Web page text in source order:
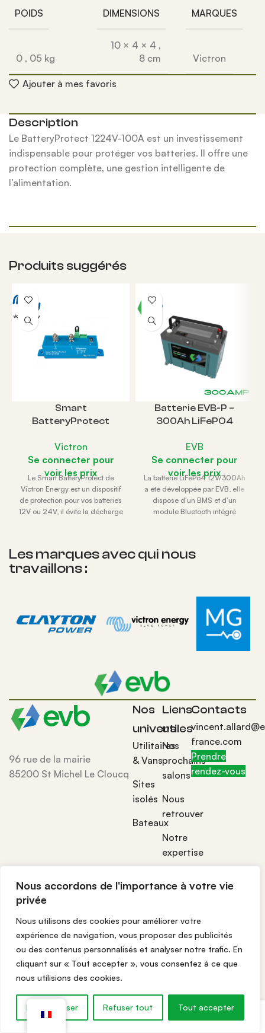
Nous accordons de l'importance à votre vie
privée
Nous utilisons des cookies pour améliorer votre
expérience de navigation, vous proposer des publicités
ou des contenus personnalisés et analyser notre trafic. En
cliquant sur « Tout accepter », vous consentez à ce que
nous utilisions des cookies.
Personnaliser Refuser tout Tout accepter
POIDS
0 , 05 kg
DIMENSIONS
10 × 4 × 4 ,
8 cm
MARQUES
Victron
Ajouter à mes favoris
Description
Le BatteryProtect 1224V-100A est un investissement
indispensable pour protéger vos batteries. Il offre une
protection complète, une gestion intelligente de
l’alimentation.
Produits suggérés
Smart
BatteryProtect
Victron
Se connecter pour
voir les prix
Le Smart BatteryProtect de
Victron Energy est un dispositif
de protection pour vos batteries
12V ou 24V, il évite la décharge
Batterie EVB-P –
300Ah LiFePO4
EVB
Se connecter pour
voir les prix
La batterie LiFePo4 12V/300Ah
a été développée par EVB, elle
dispose d'un BMS et d'un
module Bluetooth intégré
et Android. Chauffage des
Fiche Produit
Batteries EVB
Les marques avec qui nous
travaillons :
96 rue de la mairie
85200 St Michel Le Cloucq
Nos
univers
Utilitaires
& Vans
Sites
isolés
Bateaux
Liens
utiles
Nos
prochains
salons
Nous
retrouver
Notre
expertise
CGU &
Contacts
france.com
Prendre
rendez-vous
Géré par Konekta - Agence web Pays-Basque
- Politique de confidentialité
Les cookies nous permettent de vous offrir des